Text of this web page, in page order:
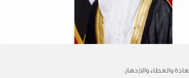
والعطاء والازدهار.